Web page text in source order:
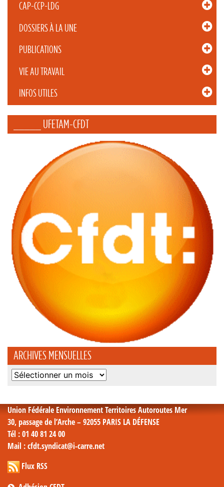
CAP-CCP-LDG
DOSSIERS À LA UNE
PUBLICATIONS
VIE AU TRAVAIL
INFOS UTILES
_____ UFETAM-CFDT
ARCHIVES MENSUELLES
Archives
Union Fédérale Environnement Territoires Autoroutes Mer
30, passage de l’Arche – 92055 PARIS LA DÉFENSE
Tél : 01 40 81 24 00
Mail : cfdt.syndicat@i-carre.net
Flux RSS